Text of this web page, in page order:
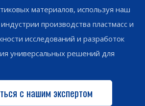
материалов, используя наш
производства пластмасс и
исследований и разработок
универсальных решений для
с нашим экспертом